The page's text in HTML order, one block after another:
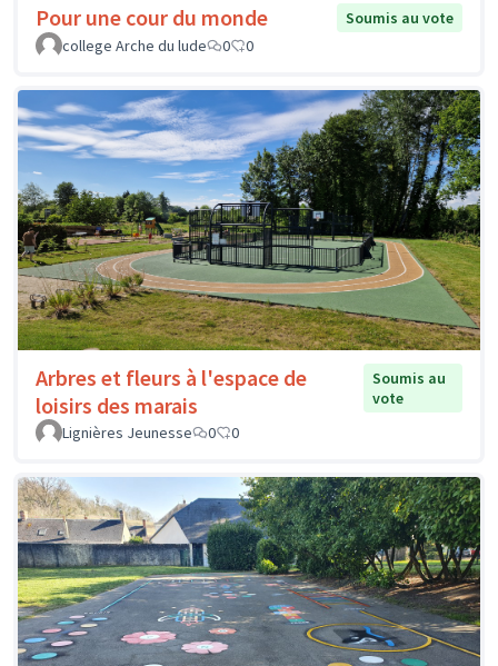
Pour une cour du monde
Soumis au vote
college Arche du lude
0 0
Arbres et fleurs à l'espace de
loisirs des marais
Soumis au
vote
Lignières Jeunesse
0 0